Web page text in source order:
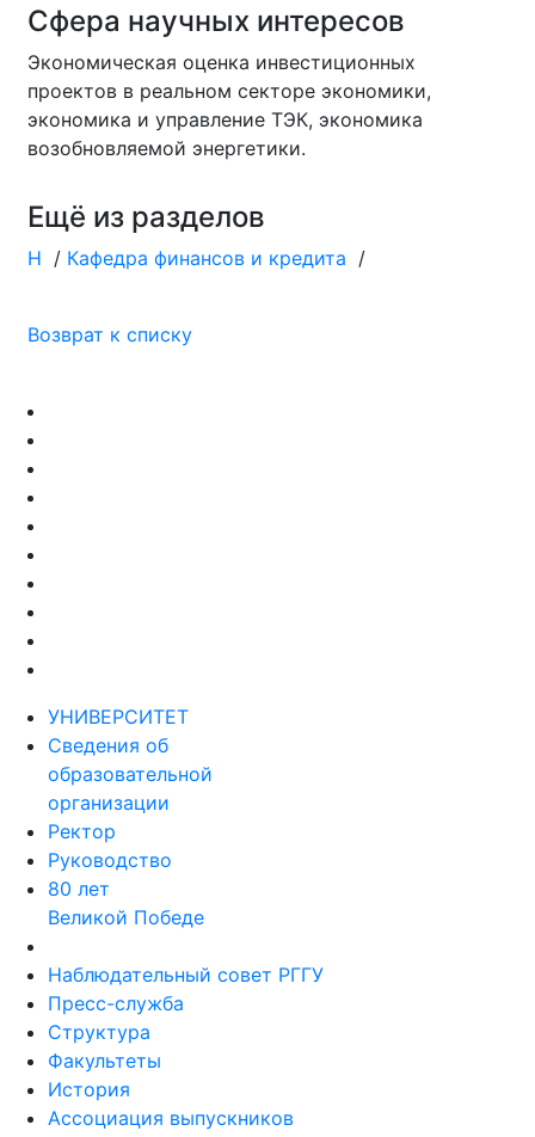
Сфера научных интересов
Экономическая оценка инвестиционных
проектов в реальном секторе экономики,
экономика и управление ТЭК, экономика
возобновляемой энергетики.
Ещё из разделов
Н / Кафедра финансов и кредита /
Возврат к списку
УНИВЕРСИТЕТ
Сведения об
образовательной
организации
Ректор
Руководство
80 лет
Великой Победе
Наблюдательный совет РГГУ
Пресс-служба
Структура
Факультеты
История
Ассоциация выпускников